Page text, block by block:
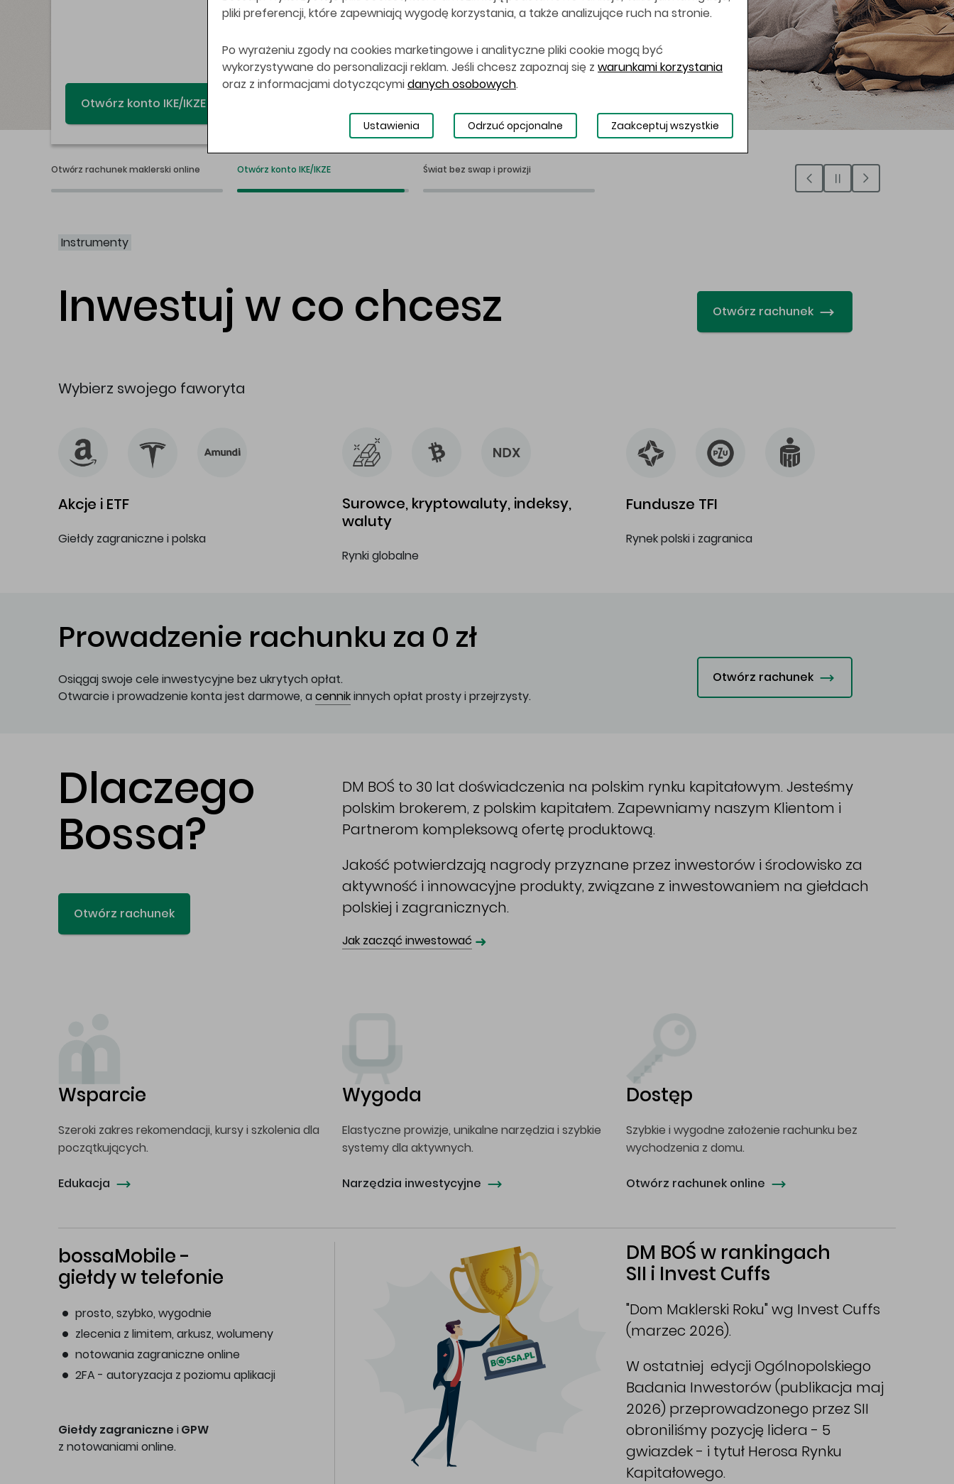
Świat bez swap
Otwórz rachunek maklerski online Otwórz konto IKE/IKZE Świat bez swap i prowizji
Instrumenty
Inwestuj w co chcesz Otwórz rachunek
Wybierz swojego faworyta
Akcje i ETF
Giełdy zagraniczne i polska
Surowce, kryptowaluty, indeksy,
waluty
Rynki globalne
Fundusze TFI
Rynek polski i zagranica
Prowadzenie rachunku za 0 zł
Osiągaj swoje cele inwestycyjne bez ukrytych opłat.
Otwarcie i prowadzenie konta jest darmowe, a cennikinnych opłat prosty i przejrzysty.
Otwórz rachunek
Dlaczego
Bossa?
Otwórz rachunek
DM BOŚ to 30 lat doświadczenia na polskim rynku kapitałowym. Jesteśmy
polskim brokerem, z polskim kapitałem. Zapewniamy naszym Klientom i
Partnerom kompleksową ofertę produktową.
Jakość potwierdzają nagrody przyznane przez inwestorów i środowisko za
aktywność i innowacyjne produkty, związane z inwestowaniem na giełdach
polskiej i zagranicznych.
Jak zacząć inwestować ➜
Wsparcie
Szeroki zakres rekomendacji, kursy i szkolenia dla
początkujących.
Edukacja
Wygoda
Elastyczne prowizje, unikalne narzędzia i szybkie
systemy dla aktywnych.
Narzędzia inwestycyjne
Dostęp
Szybkie i wygodne założenie rachunku bez
wychodzenia z domu.
Otwórz rachunek online
bossaMobile -
giełdy w telefonie
prosto, szybko, wygodnie
zlecenia z limitem, arkusz, wolumeny
notowania zagraniczne online
2FA - autoryzacja z poziomu aplikacji
Giełdy zagraniczne i GPW
z notowaniami online.
DM BOŚ w rankingach
SII i Invest Cuffs
"Dom Maklerski Roku" wg Invest Cuffs
(marzec 2026).
W ostatniej edycji Ogólnopolskiego
Badania Inwestorów (publikacja maj
2026) przeprowadzonego przez SII
obroniliśmy pozycję lidera - 5
gwiazdek - i tytuł Herosa Rynku
Kapitałowego.
pliki preferencji, które zapewniają wygodę korzystania, a także analizujące ruch na stronie.
Po wyrażeniu zgody na cookies marketingowe i analityczne pliki cookie mogą być
wykorzystywane do personalizacji reklam. Jeśli chcesz zapoznaj się z warunkami korzystania
oraz z informacjami dotyczącymidanych osobowych.
Ustawienia Odrzuć opcjonalne Zaakceptuj wszystkie